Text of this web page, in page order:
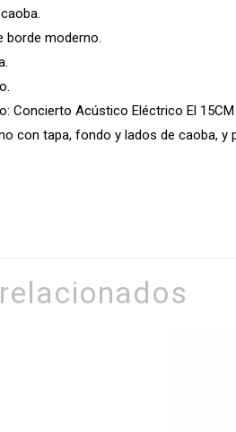
borde moderno.
Concierto Acústico Eléctrico El
con tapa, fondo y lados de caoba,